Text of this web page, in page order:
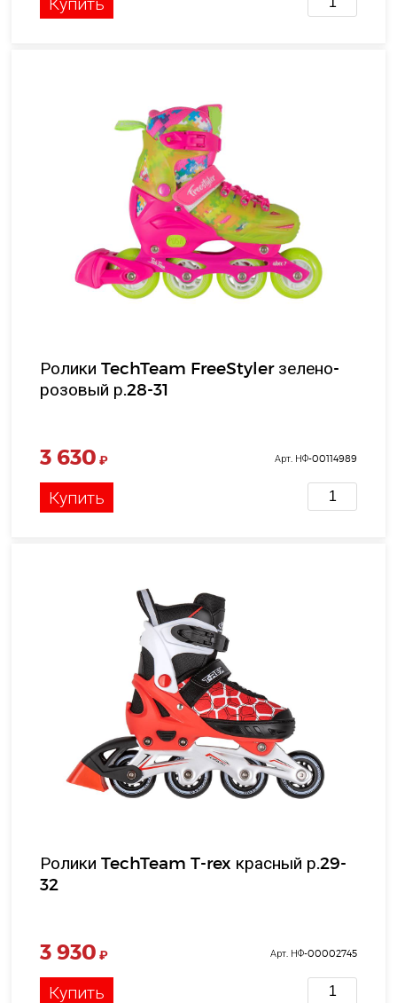
Ролики TechTeam FreeStyler зелено-
розовый р.28-31
3 630 ₽ Арт. НФ-00114989
Купить
Ролики TechTeam T-rex красный р.29-
32
3 930 ₽ Арт. НФ-00002745
Купить